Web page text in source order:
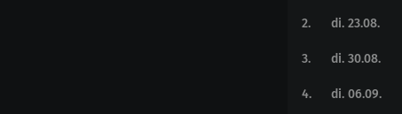
2. di. 23.08.
3. di. 30.08.
4. di. 06.09.